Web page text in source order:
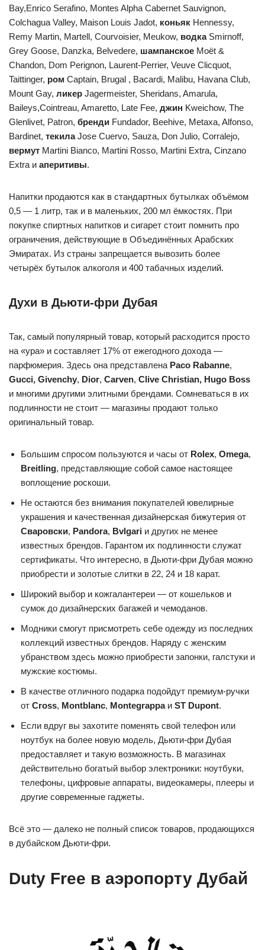
Bay,Enrico Serafino, Montes Alpha Cabernet Sauvignon,
Colchagua Valley, Maison Louis Jadot, коньяк Hennessy,
Remy Martin, Martell, Courvoisier, Meukow, водкаSmirnoff,
Grey Goose, Danzka, Belvedere, шампанское Moët &
Chandon, Dom Perignon, Laurent-Perrier, Veuve Clicquot,
Taittinger, ром Captain, Brugal , Bacardi, Malibu, Havana Club,
Mount Gay, ликер Jagermeister, Sheridans, Amarula,
Baileys,Cointreau, Amaretto, Late Fee, джин Kweichow, The
Glenlivet, Patron, бренди Fundador, Beehive, Metaxa, Alfonso,
Bardinet, текилаJose Cuervo, Sauza, Don Julio, Corralejo,
вермут Martini Bianco, Martini Rosso, Martini Extra, Cinzano
Extra и аперитивы.
Напитки продаются как в стандартных бутылках объёмом
0,5 — 1 литр, так и в маленьких, 200 мл ёмкостях. При
покупке спиртных напитков и сигарет стоит помнить про
ограничения, действующие в Объединённых Арабских
Эмиратах. Из страны запрещается вывозить более
четырёх бутылок алкоголя и 400 табачных изделий.
Духи в Дьюти-фри Дубая
Так, самый популярный товар, который расходится просто
на «ура» и составляет 17% от ежегодного дохода —
парфюмерия. Здесь она представлена Paco Rabanne,
Gucci, Givenchy, Dior, Carven, Clive Christian, Hugo Boss
и многими другими элитными брендами. Сомневаться в их
подлинности не стоит — магазины продают только
оригинальный товар.
Большим спросом пользуются и часы от Rolex, Omega,
Breitling, представляющие собой самое настоящее
воплощение роскоши.
Не остаются без внимания покупателей ювелирные
украшения и качественная дизайнерская бижутерия от
Сваровски, Pandora, Bvlgari и других не менее
известных брендов. Гарантом их подлинности служат
сертификаты. Что интересно, в Дьюти-фри Дубая можно
приобрести и золотые слитки в 22, 24 и 18 карат.
Широкий выбор и кожгалантереи — от кошельков и
сумок до дизайнерских багажей и чемоданов.
Модники смогут присмотреть себе одежду из последних
коллекций известных брендов. Наряду с женским
убранством здесь можно приобрести запонки, галстуки и
мужские костюмы.
В качестве отличного подарка подойдут премиум-ручки
от Cross, Montblanc, Montegrappaи ST Dupont.
Если вдруг вы захотите поменять свой телефон или
ноутбук на более новую модель, Дьюти-фри Дубая
предоставляет и такую возможность. В магазинах
действительно богатый выбор электроники: ноутбуки,
телефоны, цифровые аппараты, видеокамеры, плееры и
другие современные гаджеты.
Всё это — далеко не полный список товаров, продающихся
в дубайском Дьюти-фри.
Duty Free в аэропорту Дубай